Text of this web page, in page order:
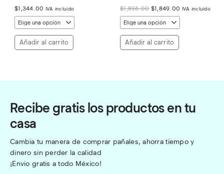
1,344.00 IVA incluído
Añadir al carrito
1,896.00El
precio
original
era:
$1,896.00.
$1,849.00El
precio
actual
es:
$1,849.00.
IVA incluído
Añadir al carrito
Recibe gratis los productos en tu
casa
Cambia tu manera de comprar pañales, ahorra tiempo y
dinero sin perder la calidad
¡Envio gratis a todo México!